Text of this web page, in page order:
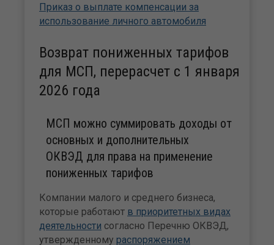
Приказ о выплате компенсации за
использование личного автомобиля
Возврат пониженных тарифов
для МСП, перерасчет с 1 января
2026 года
МСП можно суммировать доходы от
основных и дополнительных
ОКВЭД для права на применение
пониженных тарифов
Компании малого и среднего бизнеса,
которые работают в приоритетных видах
деятельности согласно Перечню ОКВЭД,
утвержденному распоряжением